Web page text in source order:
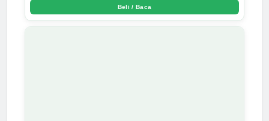
Beli / Baca